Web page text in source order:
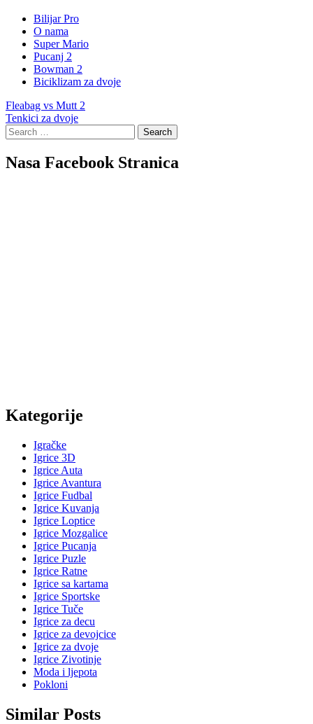
Bilijar Pro
O nama
Super Mario
Pucanj 2
Bowman 2
Biciklizam za dvoje
Post
navigation
Fleabag vs Mutt 2
Tenkici za dvoje
Search
for:
Nasa Facebook Stranica
Kategorije
Igračke
Igrice 3D
Igrice Auta
Igrice Avantura
Igrice Fudbal
Igrice Kuvanja
Igrice Loptice
Igrice Mozgalice
Igrice Pucanja
Igrice Puzle
Igrice Ratne
Igrice sa kartama
Igrice Sportske
Igrice Tuče
Igrice za decu
Igrice za devojcice
Igrice za dvoje
Igrice Zivotinje
Moda i ljepota
Pokloni
Similar Posts